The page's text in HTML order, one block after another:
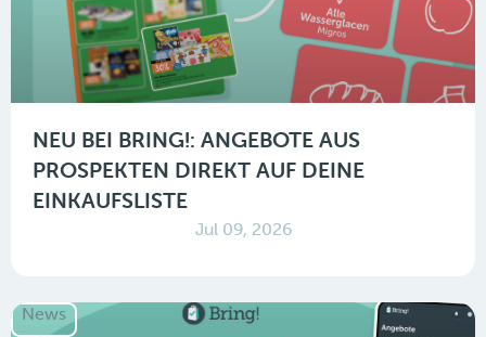
NEU BEI BRING!: ANGEBOTE AUS
PROSPEKTEN DIREKT AUF DEINE
EINKAUFSLISTE
Jul 09, 2026
News